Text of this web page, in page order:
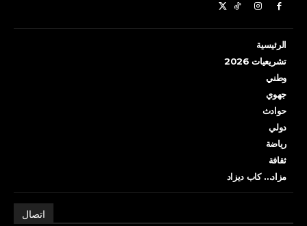
الرئيسية
تشريعيات 2026
وطني
جهوي
حوادث
دولي
رياضة
ثقافة
مزاد… كاب ديزاد
اتصال